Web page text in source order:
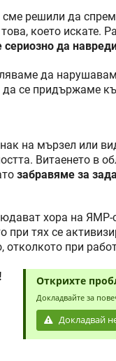
решили да
което искате.
да
да
се придържаме
на мързел или
Витаенето в
забравяме за
хора на ЯМР-
при тях се
при
Открихте
Докладвайте за
Докладвай